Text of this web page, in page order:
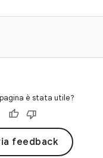
è stata utile?
feedback